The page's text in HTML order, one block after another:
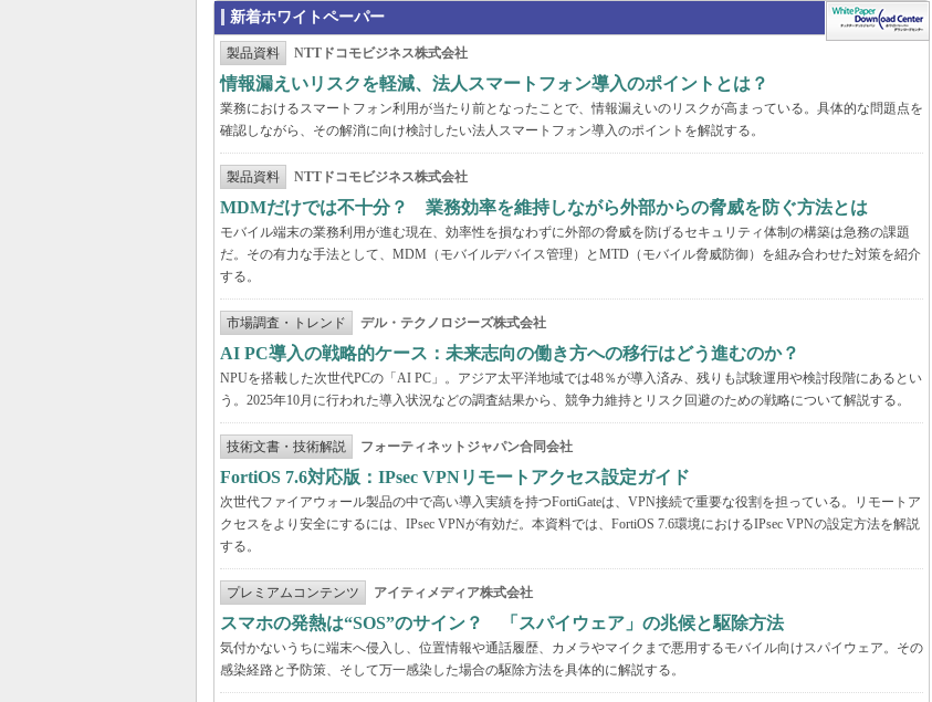
新着ホワイトペーパー
製品資料 NTTドコモビジネス株式会社
情報漏えいリスクを軽減、法人スマートフォン導入のポイントとは？
業務におけるスマートフォン利用が当たり前となったことで、情報漏えいのリスクが高まっている。具体的な問題点を
確認しながら、その解消に向け検討したい法人スマートフォン導入のポイントを解説する。
製品資料 NTTドコモビジネス株式会社
MDMだけでは不十分？ 業務効率を維持しながら外部からの脅威を防ぐ方法とは
モバイル端末の業務利用が進む現在、効率性を損なわずに外部の脅威を防げるセキュリティ体制の構築は急務の課題
だ。その有力な手法として、MDM（モバイルデバイス管理）とMTD（モバイル脅威防御）を組み合わせた対策を紹介
する。
市場調査・トレンド デル・テクノロジーズ株式会社
AI PC導入の戦略的ケース：未来志向の働き方への移行はどう進むのか？
NPUを搭載した次世代PCの「AI PC」。アジア太平洋地域では48％が導入済み、残りも試験運用や検討段階にあるとい
う。2025年10月に行われた導入状況などの調査結果から、競争力維持とリスク回避のための戦略について解説する。
技術文書・技術解説 フォーティネットジャパン合同会社
FortiOS 7.6対応版：IPsec VPNリモートアクセス設定ガイド
次世代ファイアウォール製品の中で高い導入実績を持つFortiGateは、VPN接続で重要な役割を担っている。リモートア
クセスをより安全にするには、IPsec VPNが有効だ。本資料では、FortiOS 7.6環境におけるIPsec VPNの設定方法を解説
する。
プレミアムコンテンツ アイティメディア株式会社
スマホの発熱は“SOS”のサイン？ 「スパイウェア」の兆候と駆除方法
気付かないうちに端末へ侵入し、位置情報や通話履歴、カメラやマイクまで悪用するモバイル向けスパイウェア。その
感染経路と予防策、そして万一感染した場合の駆除方法を具体的に解説する。